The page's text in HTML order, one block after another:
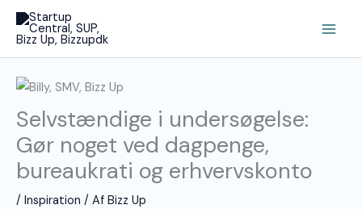
indholdet
Selvstændige i undersøgelse:
Gør noget ved dagpenge,
bureaukrati og erhvervskonto
/ Inspiration / Af Bizz Up